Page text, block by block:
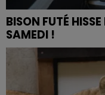
BISON FUTÉ
SAMEDI !